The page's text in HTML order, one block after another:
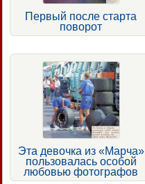
Первый после старта
поворот
Эта девочка из «Марча»
пользовалась особой
любовью фотографов